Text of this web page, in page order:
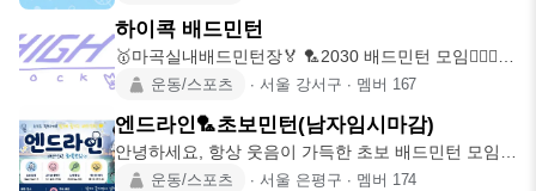
하이콕 배드민턴
🥇마곡실내배드민턴장🏅 🏸2030 배드민턴 모임🙋🏻‍♀️
🙋🏻 ▪️가입 조
운동/스포츠 ∙ 서울 강서구 ∙ 멤버 167
엔드라인🏸초보민턴(남자임시마감)
안녕하세요, 항상 웃음이 가득한 초보 배드민턴 모임
"엔드라인" 입니다😁
운동/스포츠 ∙ 서울 은평구 ∙ 멤버 174